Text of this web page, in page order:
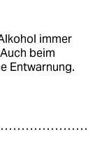
immer
beim
Entwarnung.